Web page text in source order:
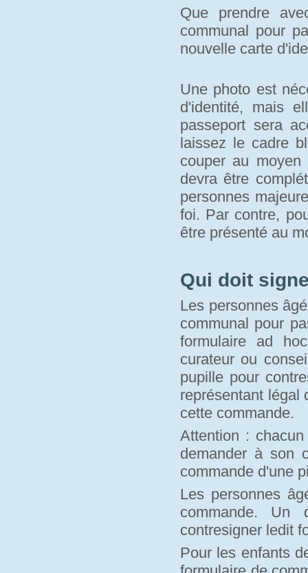
Que prendre
communal pour
nouvelle carte
Une photo est
d'identité, mais
passeport sera
laissez le cadre
couper au
devra être
personnes
foi. Par contre,
être présenté au
Qui doit
Les personnes
communal pour
formulaire ad
curateur ou
pupille pour
représentant légal
cette commande.
Attention :
demander à son
commande d'une
Les personnes
commande. Un
contresigner ledit
Pour les enfants